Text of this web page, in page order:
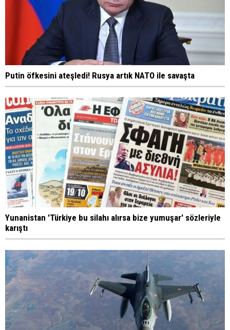
Putin öfkesini ateşledi! Rusya artık NATO ile savaşta
Yunanistan 'Türkiye bu silahı alırsa bize yumuşar' sözleriyle
karıştı